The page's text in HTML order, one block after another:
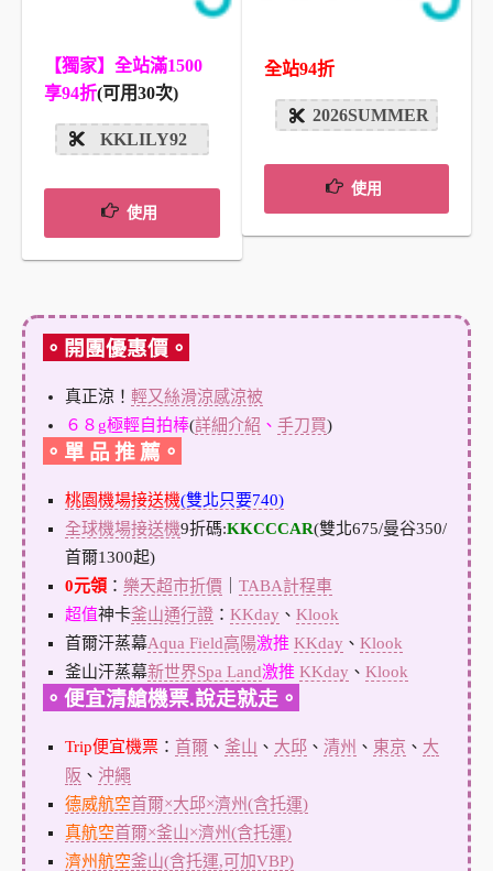
【獨家】全站滿1500
享94折(可用30次)
KKLILY92
使用
全站94折
2026SUMMER
使用
。開團優惠價。
真正涼！ 輕又絲滑涼感涼被
６８g極輕自拍棒(詳細介紹 、 手刀買)
。單 品 推 薦。
桃園機場接送機(雙北只要740)
全球機場接送機9折碼:KKCCCAR(雙北675/曼谷350/
首爾1300起)
0元領： 樂天超市折價｜ TABA計程車
超值神卡釜山通行證： KKday 、 Klook
首爾汗蒸幕Aqua Field高陽激推 KKday 、 Klook
釜山汗蒸幕新世界Spa Land激推 KKday 、 Klook
。便宜清艙機票.說走就走。
Trip便宜機票： 首爾 、 釜山 、 大邱、 清州 、 東京 、 大
阪 、 沖繩
德威航空首爾×大邱×濟州(含托運)
真航空首爾×釜山×濟州(含托運)
濟州航空釜山(含托運,可加VBP)